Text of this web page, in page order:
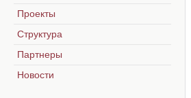
Проекты
Структура
Партнеры
Новости